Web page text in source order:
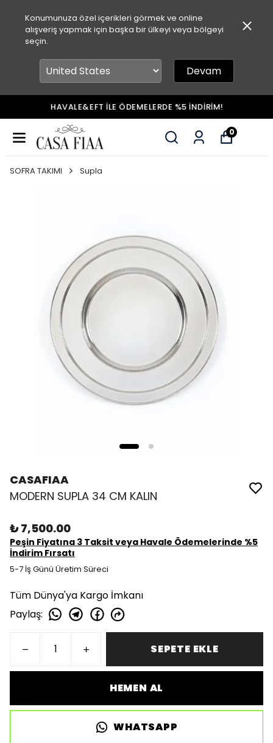
Konumunuza özel içerikleri görmek ve online
alışveriş yapmak için başka bir ülkeyi veya bölgeyi
seçin.
Devam
HAVALE&EFT İLE ÖDEMELERDE %5 İNDİRİM!
0
SOFRA TAKIMI Supla
CASAFIAA
MODERN SUPLA 34 CM KALIN
₺ 7,500.00
Peşin Fiyatına 3 Taksit veya Havale Ödemelerinde %5
İndirim Fırsatı
5-7 İş Günü Üretim Süreci
Tüm Dünya'ya Kargo İmkanı
Paylaş:
SEPETE EKLE
HEMEN AL
WHATSAPP